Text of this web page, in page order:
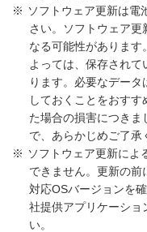
※ ソフトウェア更新は電
さい。ソフトウェア更
なる可能性があります
よっては、保存され
ります。必要なデー
しておくことをおす
た場合の損害につき
で、あらかじめご了承
※ ソフトウェア更新によ
できません。更新の前
対応OSバージョンを
社提供アプリケーショ
い。